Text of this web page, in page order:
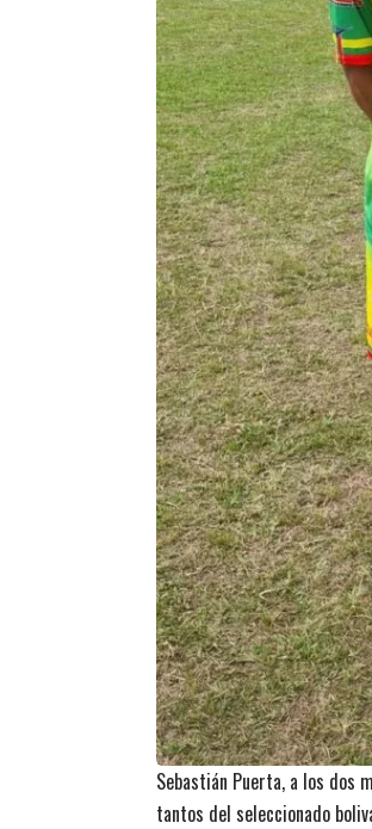
Sebastián Puerta, a los dos
tantos del seleccionado